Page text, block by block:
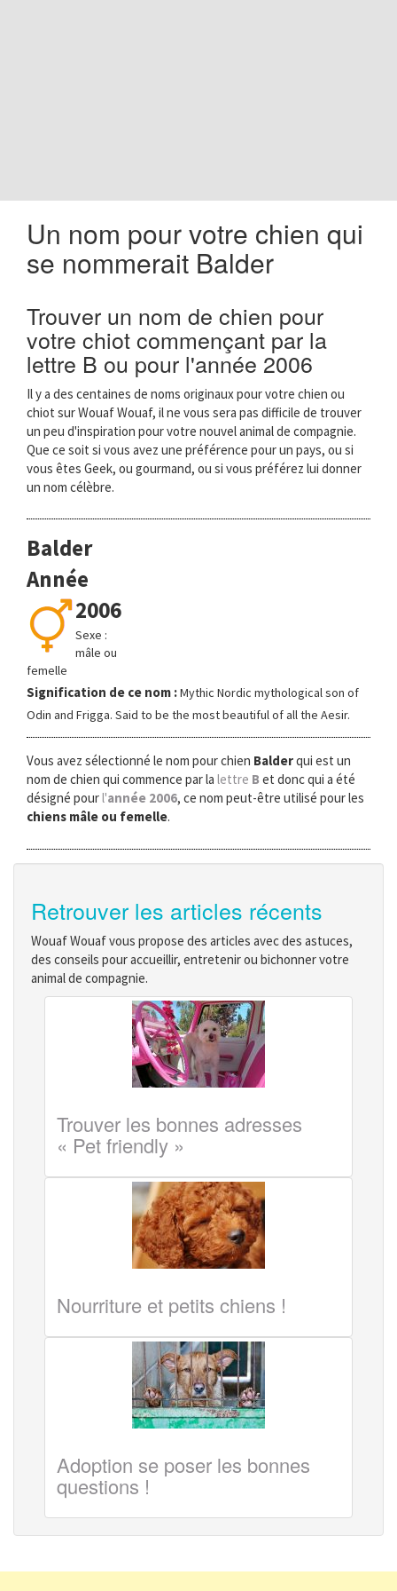
Un nom pour votre chien qui
se nommerait Balder
Trouver un nom de chien pour
votre chiot commençant par la
lettre B ou pour l'année 2006
Il y a des centaines de noms originaux pour votre chien ou
chiot sur Wouaf Wouaf, il ne vous sera pas difficile de trouver
un peu d'inspiration pour votre nouvel animal de compagnie.
Que ce soit si vous avez une préférence pour un pays, ou si
vous êtes Geek, ou gourmand, ou si vous préférez lui donner
un nom célèbre.
Balder
Année
2006
Sexe :
mâle ou
femelle
Signification de ce nom :Mythic Nordic mythological son of
Odin and Frigga. Said to be the most beautiful of all the Aesir.
Vous avez sélectionné le nom pour chien Balderqui est un
nom de chien qui commence par la lettre B et donc qui a été
désigné pourl'année 2006, ce nom peut-être utilisé pour les
chiens mâle ou femelle.
Retrouver les articles récents
Wouaf Wouaf vous propose des articles avec des astuces,
des conseils pour accueillir, entretenir ou bichonner votre
animal de compagnie.
Trouver les bonnes adresses
« Pet friendly »
Nourriture et petits chiens !
Adoption se poser les bonnes
questions !